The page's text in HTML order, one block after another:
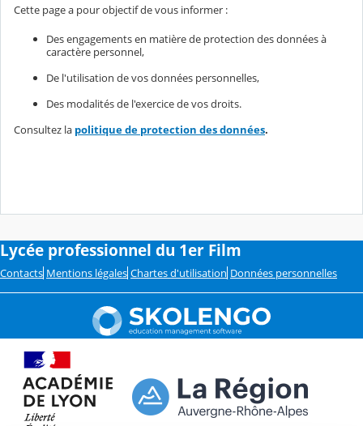
Cette page a pour objectif de vous informer :
Des engagements en matière de protection des données à
caractère personnel,
De l'utilisation de vos données personnelles,
Des modalités de l'exercice de vos droits.
Consultez la politique de protection des données.
Lycée professionnel du 1er Film
Contacts Mentions légales Chartes d'utilisation Données personnelles